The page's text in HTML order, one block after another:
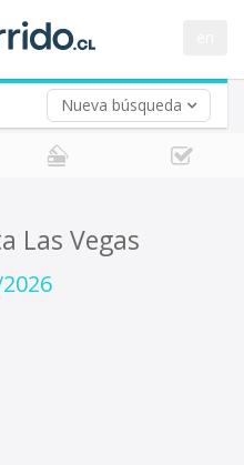
Nueva búsqueda
Las Vegas